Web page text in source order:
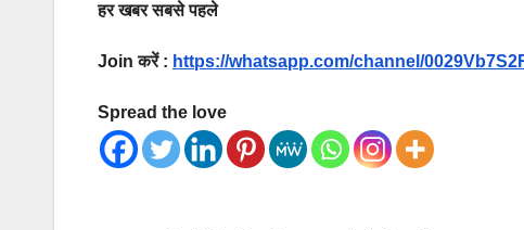
हर खबर सबसे पहले
Join करें : https://whatsapp.com/channel/
Spread the love